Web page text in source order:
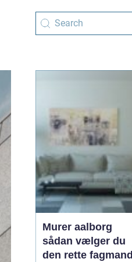
Murer aalborg
sådan vælger du
den rette fagmand